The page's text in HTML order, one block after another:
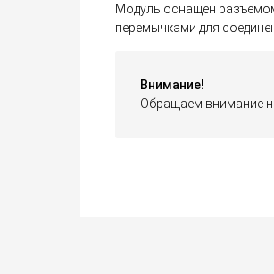
Модуль оснащен
перемычками для
Внимание!
Обращаем внимание